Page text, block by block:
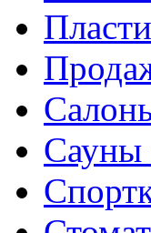
Сауны